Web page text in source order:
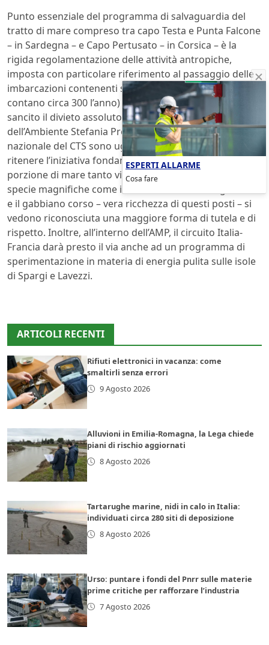
Punto essenziale del programma di salvaguardia del
tratto di mare compreso tra capo Testa e Punta Falcone
– in Sardegna – e Capo Pertusato – in Corsica – è la
rigida regolamentazione delle attività antropiche,
imposta con particolare riferimento al passaggio delle
imbarcazioni contenenti sostanze pericolose (se ne
contano circa 300 l’anno) e per le quali, da oggi, viene
sancito il divieto assoluto di transito. Il Ministero
dell’Ambiente Stefania Prestigiacomo e i responsabili
nazionale del CTS sono ugualmente concordi nel
ritenere l’iniziativa fondamentale per la tutela di una
porzione di mare tanto vitale quanto vulnerabile e in cui
specie magnifiche come i delfini e le balene, l’alga rossa
e il gabbiano corso – vera ricchezza di questi posti – si
vedono riconosciuta una maggiore forma di tutela e di
rispetto. Inoltre, all’interno dell’AMP, il circuito Italia-
Francia darà presto il via anche ad un programma di
sperimentazione in materia di energia pulita sulle isole
di Spargi e Lavezzi.
ARTICOLI RECENTI
Rifiuti elettronici in vacanza: come
smaltirli senza errori
9 Agosto 2026
Alluvioni in Emilia-Romagna, la Lega chiede
piani di rischio aggiornati
8 Agosto 2026
Tartarughe marine, nidi in calo in Italia:
individuati circa 280 siti di deposizione
8 Agosto 2026
Urso: puntare i fondi del Pnrr sulle materie
prime critiche per rafforzare l’industria
7 Agosto 2026
ESPERTI ALLARME
Cosa fare